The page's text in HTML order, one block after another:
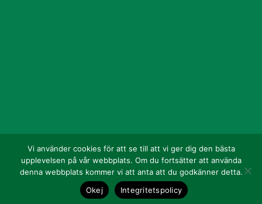
Vi använder cookies för att se till att vi ger dig den bästa
upplevelsen på vår webbplats. Om du fortsätter att använda
denna webbplats kommer vi att anta att du godkänner detta.
Okej
Integritetspolicy